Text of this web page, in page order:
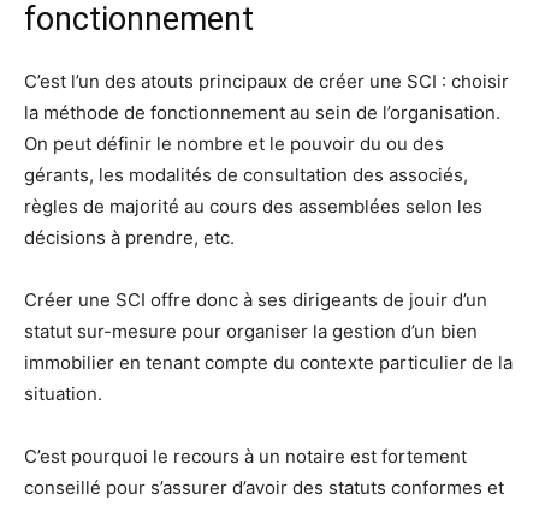
fonctionnement
C’est l’un des atouts principaux de créer une SCI : choisir
la méthode de fonctionnement au sein de l’organisation.
On peut définir le nombre et le pouvoir du ou des
gérants, les modalités de consultation des associés,
règles de majorité au cours des assemblées selon les
décisions à prendre, etc.
Créer une SCI offre donc à ses dirigeants de jouir d’un
statut sur-mesure pour organiser la gestion d’un bien
immobilier en tenant compte du contexte particulier de la
situation.
C’est pourquoi le recours à un notaire est fortement
conseillé pour s’assurer d’avoir des statuts conformes et